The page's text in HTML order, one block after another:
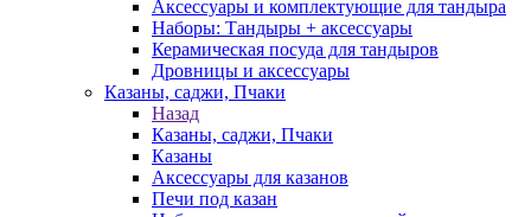
Аксессуары и комплектующие для тандыра
Наборы: Тандыры + аксессуары
Керамическая посуда для тандыров
Дровницы и аксессуары
Казаны, саджи, Пчаки
Назад
Казаны, саджи, Пчаки
Казаны
Аксессуары для казанов
Печи под казан